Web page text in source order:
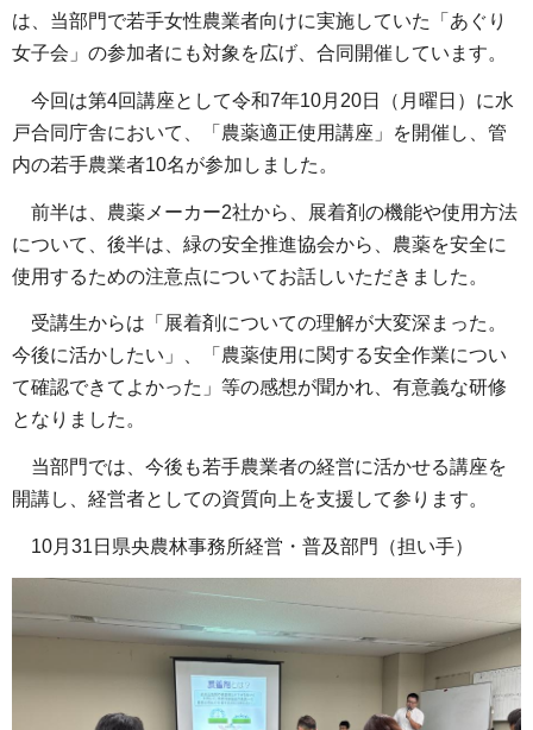
は、当部門で若手女性農業者向けに実施していた「あぐり
女子会」の参加者にも対象を広げ、合同開催しています。
今回は第4回講座として令和7年10月20日（月曜日）に水
戸合同庁舎において、「農薬適正使用講座」を開催し、管
内の若手農業者10名が参加しました。
前半は、農薬メーカー2社から、展着剤の機能や使用方法
について、後半は、緑の安全推進協会から、農薬を安全に
使用するための注意点についてお話しいただきました。
受講生からは「展着剤についての理解が大変深まった。
今後に活かしたい」、「農薬使用に関する安全作業につい
て確認できてよかった」等の感想が聞かれ、有意義な研修
となりました。
当部門では、今後も若手農業者の経営に活かせる講座を
開講し、経営者としての資質向上を支援して参ります。
10月31日県央農林事務所経営・普及部門（担い手）